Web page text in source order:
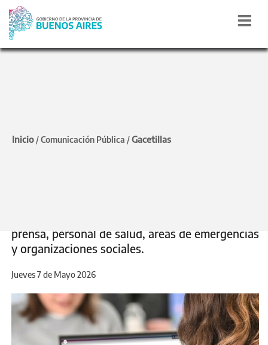
Inicio /Comunicación Pública /Gacetillas
Finalizó el curso de
prensa, personal de salud, áreas de emergencias
y organizaciones sociales.
Jueves 7 de Mayo 2026